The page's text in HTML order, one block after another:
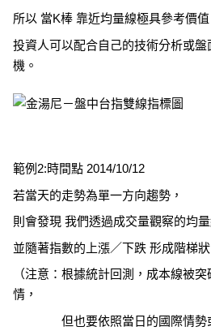
所以 當K棒 靠近均量線極具參考價值
投資人可以配合自己的技術分析或
機。
範例2:時間點 2014/10/12
若當天的走勢為單一方向趨勢，
則會發現 我們透過成交量觀察的均
並隨著指數的上漲／下跌 形成階梯狀
（注意：根據統計回測，成本線被
情，
但也要依照當日的國際情勢或